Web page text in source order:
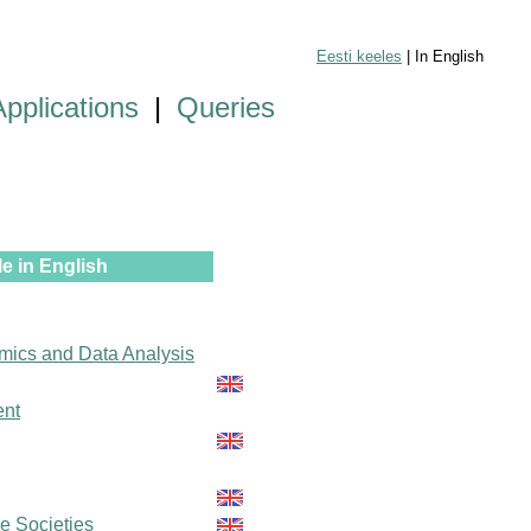
Eesti keeles | In English
| Queries
in English
and Data Analysis
Societies